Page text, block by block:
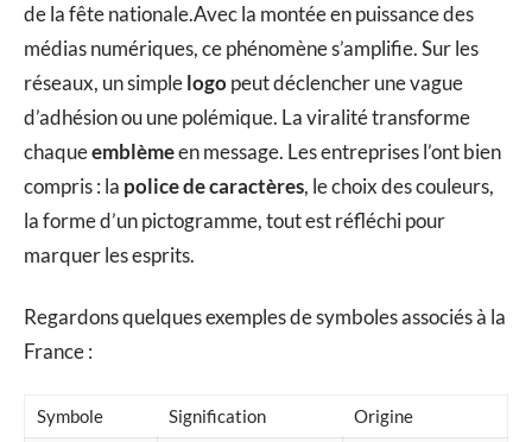
de la fête nationale.Avec la montée en puissance des
médias numériques, ce phénomène s’amplifie. Sur les
réseaux, un simplelogopeut déclencher une vague
d’adhésion ou une polémique. La viralité transforme
chaqueemblèmeen message. Les entreprises l’ont bien
compris : la police de caractères, le choix des couleurs,
la forme d’un pictogramme, tout est réfléchi pour
marquer les esprits.
Regardons quelques exemples de symboles associés à la
France :
Symbole Signification Origine